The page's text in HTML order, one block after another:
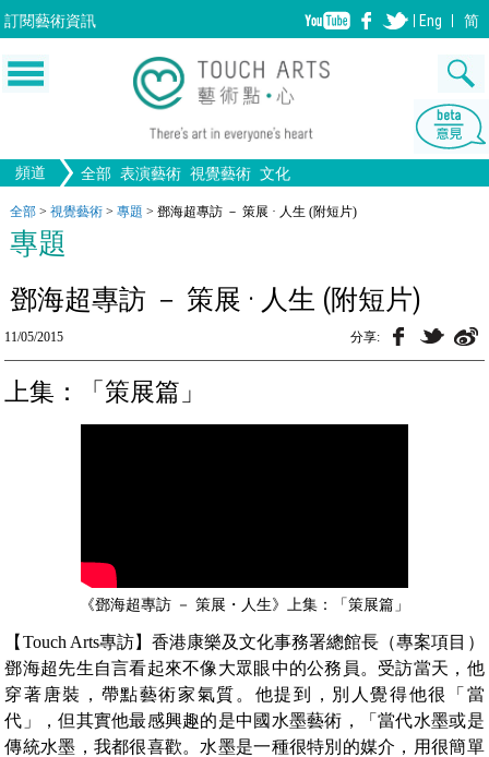
訂閱藝術資訊 Eng 简
頻道 全部 表演藝術 視覺藝術 文化
音樂 舞蹈
戲劇
歌劇/音樂劇
繪畫 畫圖 版畫
設計
手工藝
裝置
建築
生活 文物 全部文化
全部 > 視覺藝術 > 專題 > 鄧海超專訪 － 策展 · 人生 (附短片)
專題
鄧海超專訪 － 策展 · 人生 (附短片)
11/05/2015 分享:
上集：「策展篇」
《鄧海超專訪 － 策展・人生》上集：「策展篇」
【Touch Arts專訪】香港康樂及文化事務署總館長（專案項目）
鄧海超先生自言看起來不像大眾眼中的公務員。受訪當天，他
穿著唐裝，帶點藝術家氣質。他提到，別人覺得他很「當
代」，但其實他最感興趣的是中國水墨藝術，「當代水墨或是
傳統水墨，我都很喜歡。水墨是一種很特別的媒介，用很簡單